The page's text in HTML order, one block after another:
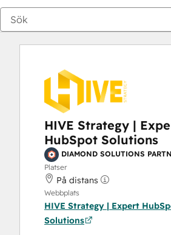
HIVE Strategy |
HubSpot Solutions
DIAMOND SOLUTIONS
Platser
På distans
Webbplats
HIVE Strategy | Expert
Solutions